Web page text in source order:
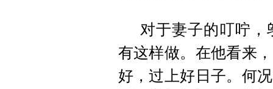
对于妻子的叮咛
有这样做。在他看来
好，过上好日子。何